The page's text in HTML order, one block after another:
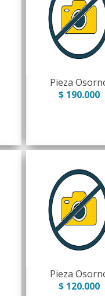
Pieza
$ 190.000
Pieza
$ 120.000